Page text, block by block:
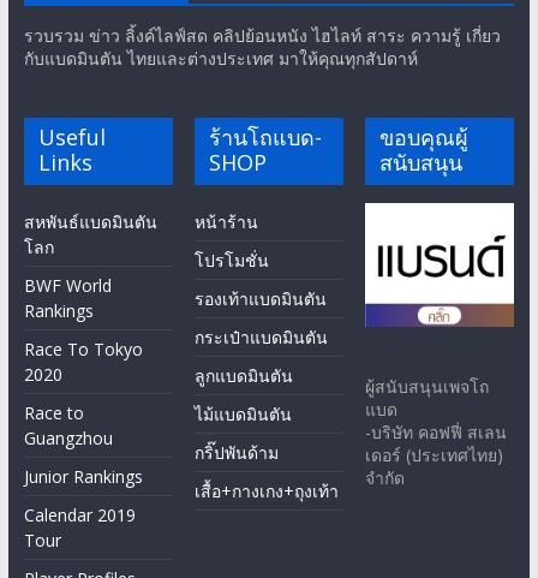
รวบรวม ข่าว ลิ้งค์ไลฟ์สด คลิปย้อนหนัง ไฮไลท์ สาระ ความรู้ เกี่ยว
กับแบดมินตัน ไทยและต่างประเทศ มาให้คุณทุกสัปดาห์
Useful
Links
สหพันธ์แบดมินตัน
โลก
BWF World
Rankings
Race To Tokyo
2020
Race to
Guangzhou
Junior Rankings
Calendar 2019
Tour
ร้านโถแบด-
SHOP
หน้าร้าน
โปรโมชั่น
รองเท้าแบดมินตัน
กระเป๋าแบดมินตัน
ลูกแบดมินตัน
ไม้แบดมินตัน
กริ๊ปพันด้าม
เสื้อ+กางเกง+ถุงเท้า
ขอบคุณผู้
สนับสนุน
ผู้สนับสนุนเพจโถ
แบด
-บริษัท คอฟฟี่ สเลน
เดอร์ (ประเทศไทย)
จำกัด